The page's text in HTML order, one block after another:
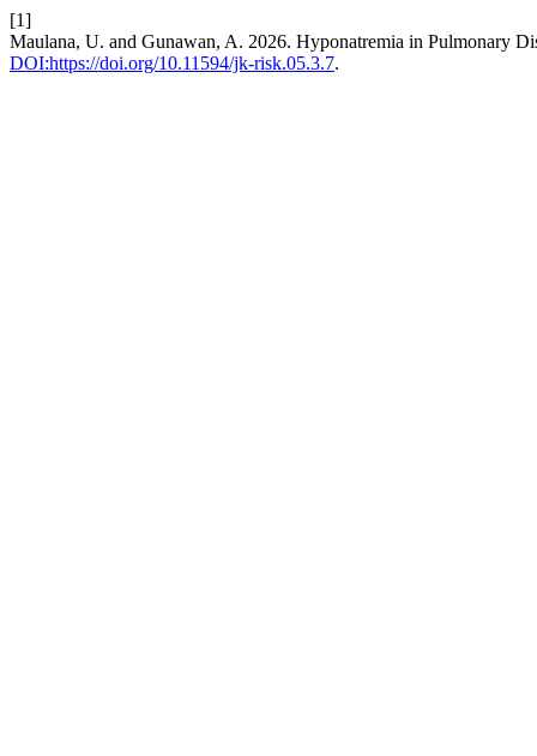
[1]
Maulana, U. and Gunawan, A. 2026. Hyponatremia in Pulmonary
DOI:https://doi.org/10.11594/jk-risk.05.3.7.